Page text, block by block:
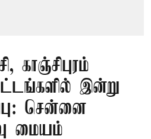
காஞ்சிபுரம்
இன்று
சென்னை
மையம்